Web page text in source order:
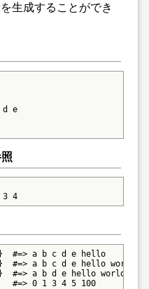
を生成することができ
e
4
#=> a b c d e hello
#=> a b c d e hello world
#=> a b d e hello world
0 1 3 4 5 100